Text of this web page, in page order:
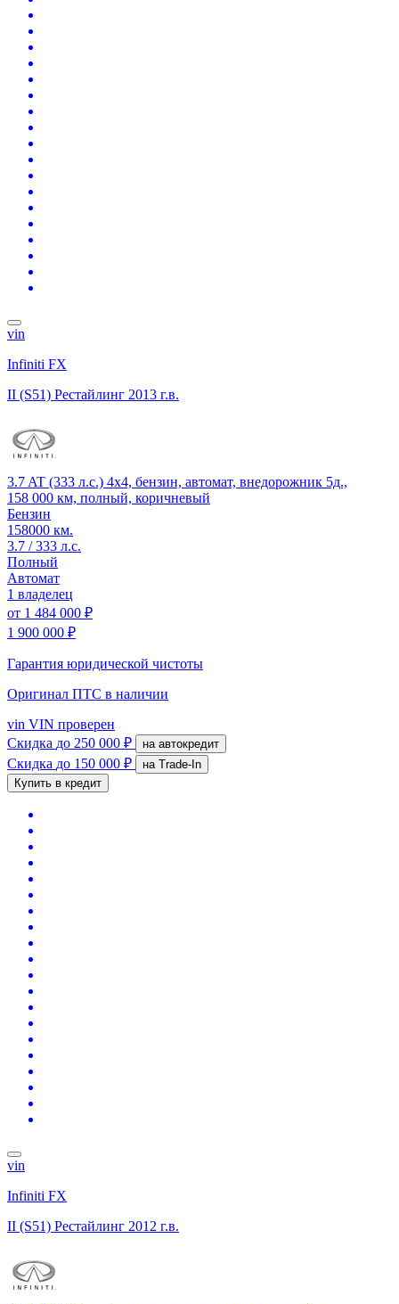
vin
Infiniti FX
II (S51) Рестайлинг 2013 г.в.
3.7 AT (333 л.с.) 4x4, бензин, автомат, внедорожник 5д.,
158 000 км, полный, коричневый
Бензин
158000 км.
3.7 / 333 л.с.
Полный
Автомат
1 владелец
от 1 484 000 ₽
1 900 000 ₽
Гарантия юридической чистоты
Оригинал ПТС в наличии
vin VIN проверен
Скидка до 250 000 ₽ на автокредит
Скидка до 150 000 ₽
на Trade-In
Купить в кредит
vin
Infiniti FX
II (S51) Рестайлинг 2012 г.в.